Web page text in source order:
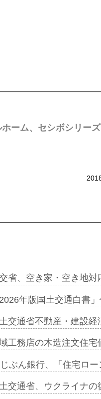
ーム、セシボシリー
サー契約…
起用…
ミーレキ…
も城南エ…
合型の賃…
ンカフェ…
省、空き家・空き地
年版国土交通白書
交通省不動産・建設
工務店の木造注文住
ぶん銀行、「住宅ロ
交通省、ウクライナ